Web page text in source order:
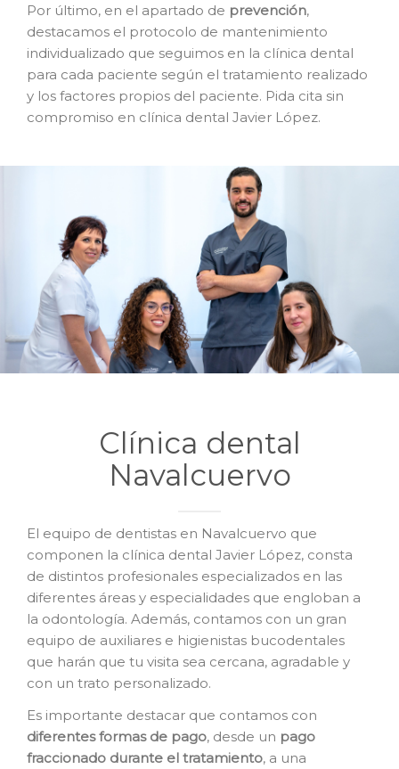
Por último, en el apartado de prevención,
destacamos el protocolo de mantenimiento
individualizado que seguimos en la clínica dental
para cada paciente según el tratamiento realizado
y los factores propios del paciente. Pida cita sin
compromiso en clínica dental Javier López.
Clínica dental
Navalcuervo
El equipo de dentistas en Navalcuervo que
componen la clínica dental Javier López, consta
de distintos profesionales especializados en las
diferentes áreas y especialidades que engloban a
la odontología. Además, contamos con un gran
equipo de auxiliares e higienistas bucodentales
que harán que tu visita sea cercana, agradable y
con un trato personalizado.
Es importante destacar que contamos con
diferentes formas de pago, desde un pago
fraccionado durante el tratamiento, a una